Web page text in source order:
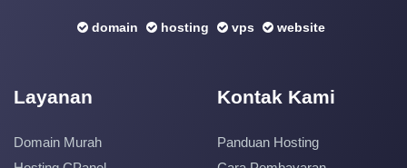
domain hosting vps website
Layanan
Domain Murah
Kontak Kami
Panduan Hosting